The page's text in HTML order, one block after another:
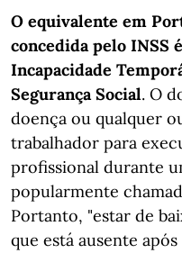
O equivalente em
concedida pelo INSS
Incapacidade
Segurança Social. O
doença ou qualquer
trabalhador para
profissional durante
popularmente
Portanto, "estar de
que está ausente